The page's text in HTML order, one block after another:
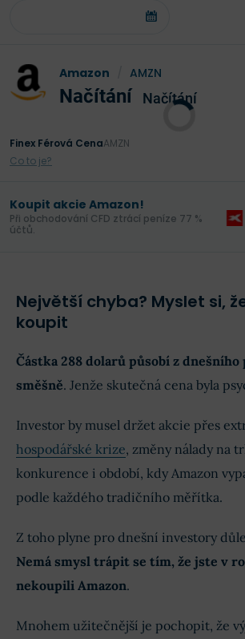
Amazon AMZN
Načítání Načítání
Finex Férová CenaAMZN
Co to je?
Koupit akcie Amazon!
Při obchodování CFD ztrácí peníze 77 %
účtů.
Největší chyba? Myslet si,
koupit
Částka 288 dolarů působí z
směšně. Jenže skutečná cena byla
Investor by musel držet akcie přes
hospodářské krize, změny nálady na
konkurence i období, kdy Amazon
podle každého tradičního měřítka.
Z toho plyne pro dnešní investory
Nemá smysl trápit se tím, že jste v
nekoupili Amazon.
Mnohem užitečnější je pochopit, že